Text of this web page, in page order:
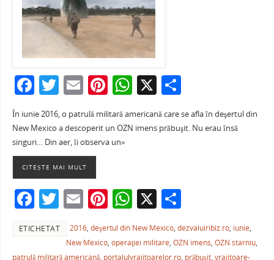
F
a
c
e
b
o
o
k
T
itt
er
E
m
ai
l
Pi
nt
er
e
W
at
p
p
X P
ar
ta
ză
În iunie 2016, o patrulă militară americană care se afla în deşertul din
New Mexico a descoperit un OZN imens prăbuşit. Nu erau însă
singuri… Din aer, îi observa un»
CITEȘTE MAI MULT
F
c
T
w
itt
E
m
ai
Pi
nt
er
W
h
at
X P
ar
ta
ETICHETAT 2016,deşertul din New Mexico,dezvaluiribiz.ro, iunie,
New Mexico,operaţiei militare,OZN imens,OZN starniu,
patrulă militară americană, portalulvrajitoarelor.ro, prăbuşit, vrajitoare-